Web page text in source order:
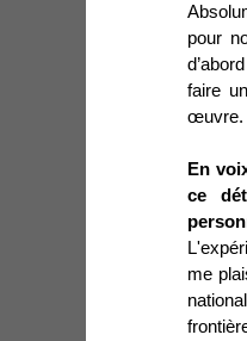
pour
faire
œuvre.
En
ce
me